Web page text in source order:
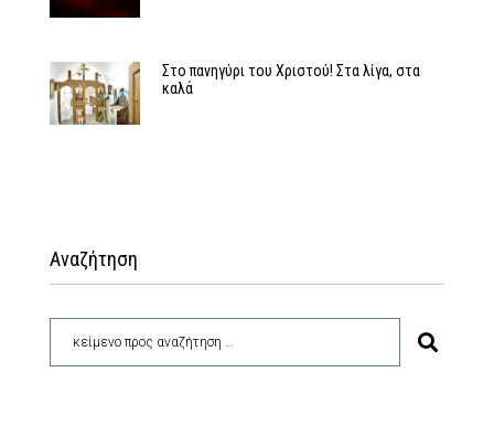
Στο πανηγύρι του Χριστού! Στα λίγα, στα
καλά
Αναζήτηση